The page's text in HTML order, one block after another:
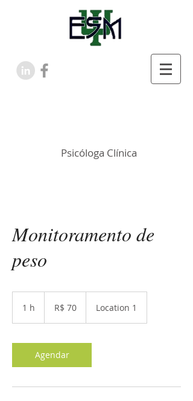
Psicóloga Clínica
Monitoramento de
peso
1 h
brasileiros
R$ 70 Location 1
Agendar